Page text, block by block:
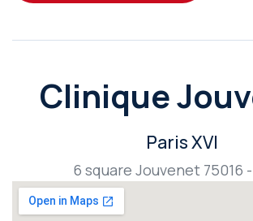
Clinique
Paris XVI
6 square Jouvenet 75016